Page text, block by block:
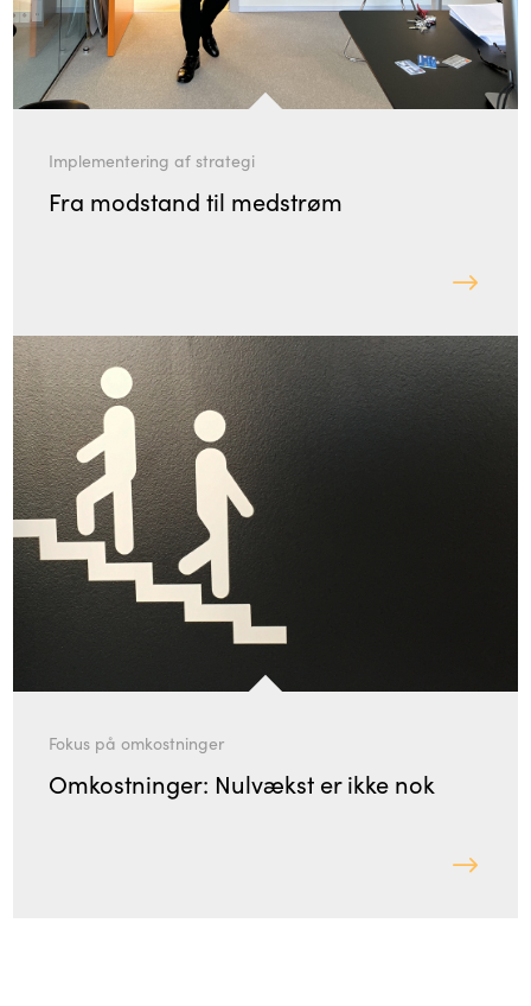
Implementering af strategi
Fra modstand til medstrøm
Fokus på omkostninger
Omkostninger: Nulvækst er ikke nok